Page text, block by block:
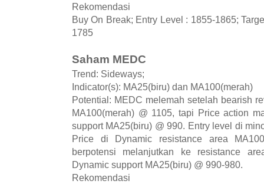
Rekomendasi
Buy On Break; Entry Level : 1855-1865;
1785
Saham MEDC
Trend: Sideways;
Indicator(s): MA25(biru) dan MA100(merah)
Potential: MEDC melemah setelah bearish
MA100(merah) @ 1105, tapi Price action
support MA25(biru) @ 990. Entry level di
Price di Dynamic resistance area
berpotensi melanjutkan ke resistance
Dynamic support MA25(biru) @ 990-980.
Rekomendasi